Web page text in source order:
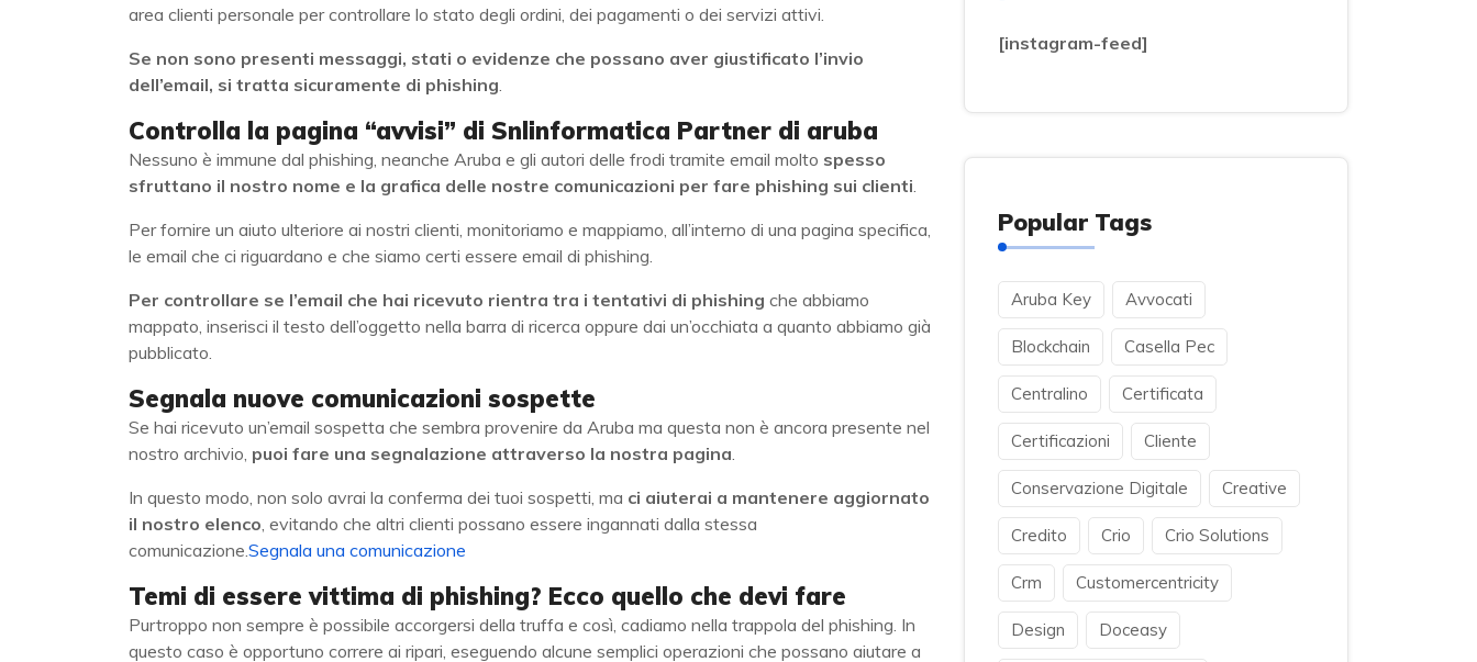
area clienti personale per controllare lo stato degli ordini, dei pagamenti o dei servizi attivi.
Se non sono presenti messaggi, stati o evidenze che possano aver giustificato l’invio
dell’email, si tratta sicuramente di phishing.
Controlla la pagina “avvisi” di Snlinformatica Partner di aruba
Nessuno è immune dal phishing, neanche Aruba e gli autori delle frodi tramite email molto spesso
sfruttano il nostro nome e la grafica delle nostre comunicazioni per fare phishing sui clienti.
Per fornire un aiuto ulteriore ai nostri clienti, monitoriamo e mappiamo, all’interno di una pagina specifica,
le email che ci riguardano e che siamo certi essere email di phishing.
Per controllare se l’email che hai ricevuto rientra tra i tentativi di phishing che abbiamo
mappato, inserisci il testo dell’oggetto nella barra di ricerca oppure dai un’occhiata a quanto abbiamo già
pubblicato.
Segnala nuove comunicazioni sospette
Se hai ricevuto un’email sospetta che sembra provenire da Aruba ma questa non è ancora presente nel
nostro archivio, puoi fare una segnalazione attraverso la nostra pagina.
In questo modo, non solo avrai la conferma dei tuoi sospetti, ma ci aiuterai a mantenere aggiornato
il nostro elenco, evitando che altri clienti possano essere ingannati dalla stessa
comunicazione.Segnala una comunicazione
Temi di essere vittima di phishing? Ecco quello che devi fare
Purtroppo non sempre è possibile accorgersi della truffa e così, cadiamo nella trappola del phishing. In
questo caso è opportuno correre ai ripari, eseguendo alcune semplici operazioni che possano aiutare a
[instagram-feed]
Popular Tags
Aruba Key Avvocati
Blockchain Casella Pec
Centralino Certificata
Certificazioni Cliente
Conservazione Digitale Creative
Credito Crio Crio Solutions
Crm Customercentricity
Design Doceasy